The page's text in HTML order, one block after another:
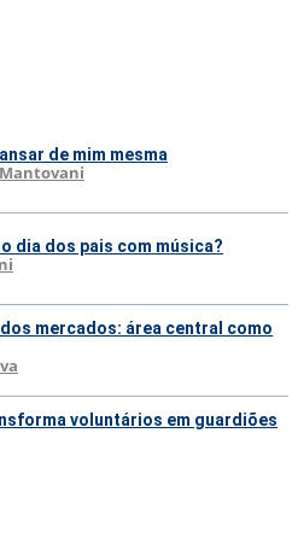
de mim mesma
dia dos pais com música?
dos mercados: área central como
voluntários em guardiões